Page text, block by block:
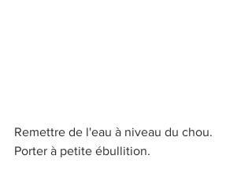
Remettre de l'eau à niveau du chou.
Porter à petite ébullition.